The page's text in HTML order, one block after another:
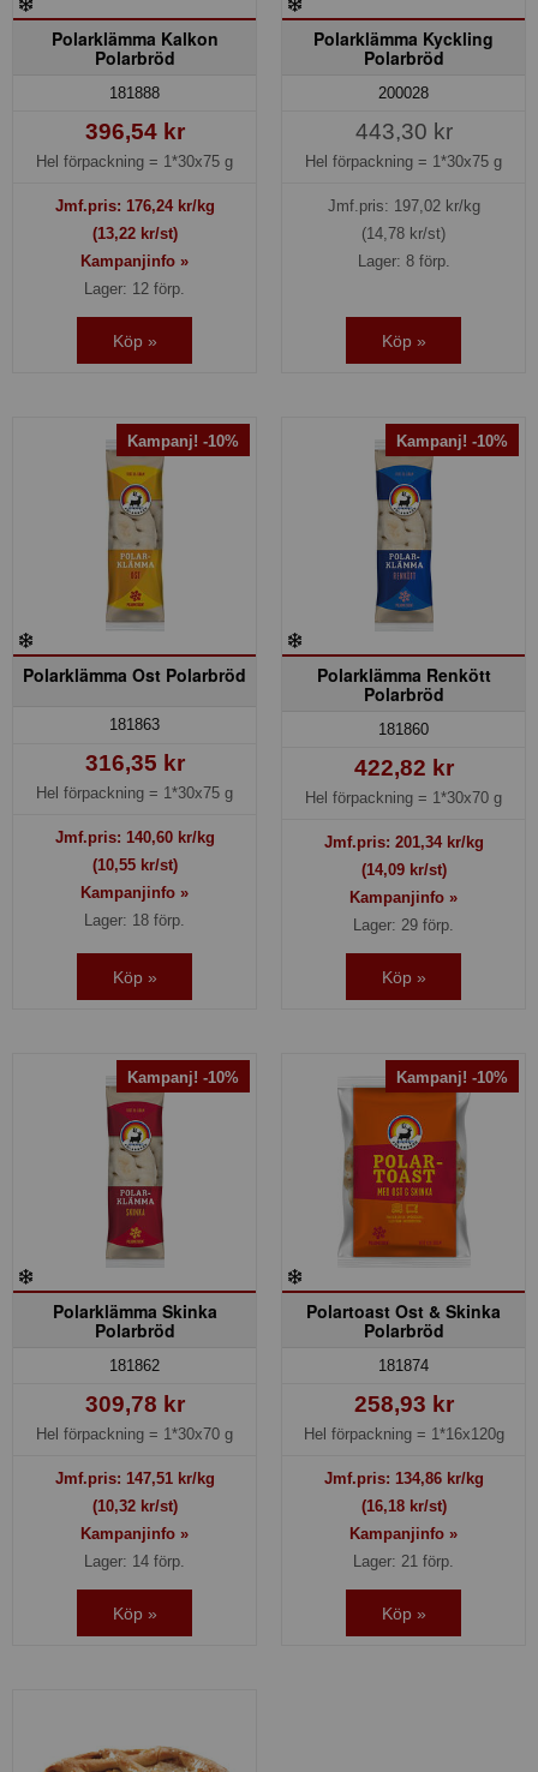
Polarklämma Kalkon
Polarbröd
181888
396,54 kr
Hel förpackning = 1*30x75 g
Jmf.pris: 176,24kr/kg
(13,22 kr/st)
Kampanjinfo »
Lager: 12 förp.
Köp »
Polarklämma Kyckling
Polarbröd
200028
443,30 kr
Hel förpackning = 1*30x75 g
Jmf.pris: 197,02kr/kg
(14,78 kr/st)
Lager: 8 förp.
Köp »
Kampanj! -10%
Polarklämma Ost Polarbröd
181863
316,35 kr
Hel förpackning = 1*30x75 g
Jmf.pris: 140,60kr/kg
(10,55 kr/st)
Kampanjinfo »
Lager: 18 förp.
Köp »
Kampanj! -10%
Polarklämma Renkött
Polarbröd
181860
422,82 kr
Hel förpackning = 1*30x70 g
Jmf.pris: 201,34kr/kg
(14,09 kr/st)
Kampanjinfo »
Lager: 29 förp.
Köp »
Kampanj! -10%
Polarklämma Skinka
Polarbröd
181862
309,78 kr
Hel förpackning = 1*30x70 g
Jmf.pris: 147,51kr/kg
(10,32 kr/st)
Kampanjinfo »
Lager: 14 förp.
Köp »
Kampanj! -10%
Polartoast Ost & Skinka
Polarbröd
181874
258,93 kr
Hel förpackning = 1*16x120g
Jmf.pris: 134,86kr/kg
(16,18 kr/st)
Kampanjinfo »
Lager: 21 förp.
Köp »